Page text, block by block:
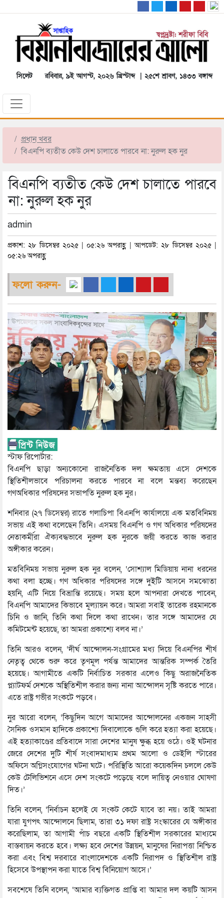
সিলেট রবিবার, ৯ই আগস্ট, ২০২৬ খ্রিস্টাব্দ | ২৫শে শ্রাবণ, ১৪৩৩ বঙ্গাব্দ
প্রধান খবর
বিএনপি ব্যতীত কেউ দেশ চালাতে পারবে না: নুরুল হক নুর
বিএনপি ব্যতীত কেউ দেশ চালাতে পারবে
না: নুরুল হক নুর
admin
প্রকাশ: ২৮ ডিসেম্বর ২০২৫ | ০৫:২৬ অপরাহ্ণ | আপডেট: ২৮ ডিসেম্বর ২০২৫ |
০৫:২৬ অপরাহ্ণ
ফলো করুন-
স্টাফ রিপোর্টার:
বিএনপি ছাড়া অন্যকোনো রাজনৈতিক দল ক্ষমতায় এসে দেশকে
স্থিতিশীলভাবে পরিচালনা করতে পারবে না বলে মন্তব্য করেছেন
গণঅধিকার পরিষদের সভাপতি নুরুল হক নুর।
শনিবার (২৭ ডিসেম্বর) রাতে গলাচিপা বিএনপি কার্যালয়ে এক মতবিনিময়
সভায় এই কথা বলেছেন তিনি। এসময় বিএনপি ও গণ অধিকার পরিষদের
নেতাকর্মীরা ঐক্যবদ্ধভাবে নুরুল হক নুরকে জয়ী করতে কাজ করার
অঙ্গীকার করেন।
মতবিনিময় সভায় নুরুল হক নুর বলেন, ‘সোশ্যাল মিডিয়ায় নানা ধরনের
কথা বলা হচ্ছে। গণ অধিকার পরিষদের সঙ্গে দুইটি আসনে সমঝোতা
হয়নি, এটি নিয়ে বিভ্রান্তি রয়েছে। সময় হলে আপনারা দেখতে পাবেন,
বিএনপি আমাদের কিভাবে মূল্যায়ন করে। আমরা সবাই তারেক রহমানকে
চিনি ও জানি, তিনি কথা দিলে কথা রাখেন। তার সঙ্গে আমাদের যে
কমিটমেন্ট হয়েছে, তা আমরা প্রকাশ্যে বলব না।’
তিনি আরও বলেন, ‘দীর্ঘ আন্দোলন-সংগ্রামের মধ্য দিয়ে বিএনপির শীর্ষ
নেতৃত্ব থেকে শুরু করে তৃণমূল পর্যন্ত আমাদের আন্তরিক সম্পর্ক তৈরি
হয়েছে। আগামীতে একটি নির্বাচিত সরকার এলেও কিছু অরাজনৈতিক
প্ল্যাটফর্ম দেশকে অস্থিতিশীল করার জন্য নানা আন্দোলন সৃষ্টি করতে পারে।
এতে রাষ্ট্র গভীর সংকটে পড়বে।
নুর আরো বলেন, ‘কিছুদিন আগে আমাদের আন্দোলনের একজন সাহসী
সৈনিক ওসমান হাদিকে প্রকাশ্যে দিবালোকে গুলি করে হত্যা করা হয়েছে।
এই হত্যাকাণ্ডের প্রতিবাদে সারা দেশের মানুষ ক্ষুব্ধ হয়ে ওঠে। ওই ঘটনার
জেরে দেশের দুটি শীর্ষ সংবাদমাধ্যম প্রথম আলো ও ডেইলি স্টারের
অফিসে অগ্নিসংযোগের ঘটনা ঘটে। পরিস্থিতি আরো কয়েকদিন চললে কেউ
কেউ টেলিভিশনে এসে দেশ সংকটে পড়েছে বলে দায়িত্ব নেওয়ার ঘোষণা
দিত।’
তিনি বলেন, ‘নির্বাচন হলেই যে সংকট কেটে যাবে তা নয়। তাই আমরা
যারা যুগপৎ আন্দোলনে ছিলাম, তারা ৩১ দফা রাষ্ট্র সংস্কারের যে অঙ্গীকার
করেছিলাম, তা আগামী পাঁচ বছরে একটি স্থিতিশীল সরকারের মাধ্যমে
বাস্তবায়ন করতে হবে। লক্ষ্য হবে দেশের উন্নয়ন, মানুষের নিরাপত্তা নিশ্চিত
করা এবং বিশ্ব দরবারে বাংলাদেশকে একটি নিরাপদ ও স্থিতিশীল রাষ্ট্র
হিসেবে উপস্থাপন করা যাতে বিশ্ব বিনিয়োগ আসে।’
সবশেষে তিনি বলেন, ‘আমার ব্যক্তিগত প্রাপ্তি বা আমার দল কয়টি আসন